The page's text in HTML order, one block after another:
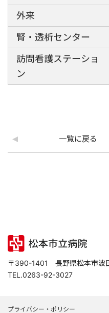
外来
腎・透析センター
訪問看護ステーショ
ン
一覧に戻る
〒390-1401 長野県松本市波
TEL.0263-92-3027
プライバシー・ポリシー